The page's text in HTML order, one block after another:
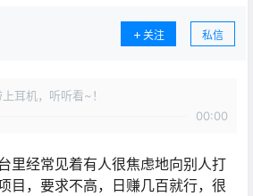
关注 私信
耳机，听听看~！
00:00
里经常见着有人很焦虑地向别人打
目，要求不高，日赚几百就行，很